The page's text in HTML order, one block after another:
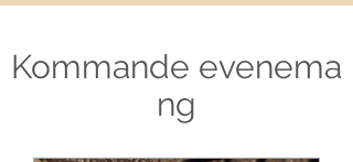
Kommande evenema
ng